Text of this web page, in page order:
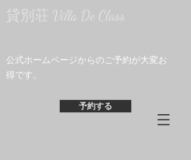
貸別荘 Villa De Class
​公式ホームページからのご予約が大変お
得です。
予約する